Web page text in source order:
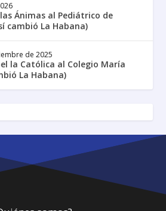
Ánimas al Pediátrico de
cambió La Habana)
de 2025
la Católica al Colegio María
La Habana)